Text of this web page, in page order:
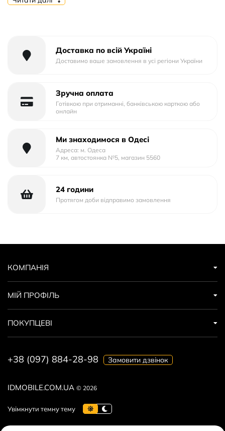
Тип матеріалу: Пластик+Силікон
Доставка по всій Україні
Доставимо ваше замовлення в усі регіони України
Зручна оплата
Готівкою при отриманні, банківською карткою або
онлайн
Ми знаходимося в Одесі
Адреса: м. Одеса
7 км, автостоянка №5, магазин 5560
24 години
Протягом доби відправимо замовлення
IDMOBILE.COM.UA © 2026
КОМПАНІЯ
МІЙ ПРОФІЛЬ
ПОКУПЦЕВІ
+38 (097) 884-28-98 Замовити дзвінок